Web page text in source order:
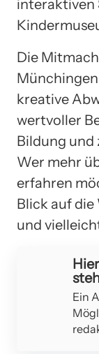
interaktiven
Die
kreative
wertvoller
Bildung und
Wer mehr
erfahren
Blick auf die
und
Ein